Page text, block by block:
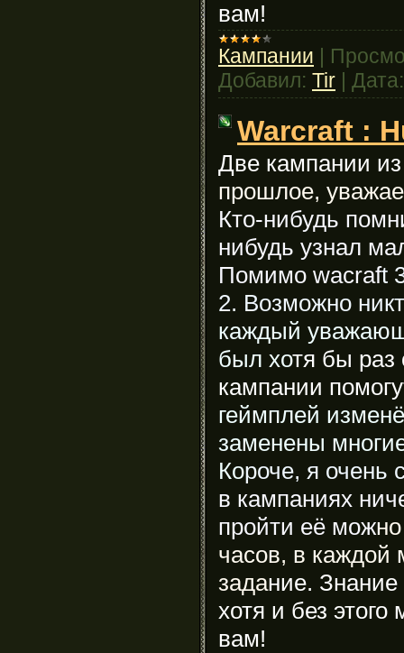
вам!
Кампании |
Добавил: Tir | Дата:
Warcraft :
Две кампании
прошлое,
Кто-нибудь
нибудь узнал
Помимо wacraft
2. Возможно
каждый
был хотя бы раз
кампании
геймплей
заменены
Короче, я очень
в кампаниях
пройти её мож
часов, в каждой
задание. Знание
хотя и без
вам!